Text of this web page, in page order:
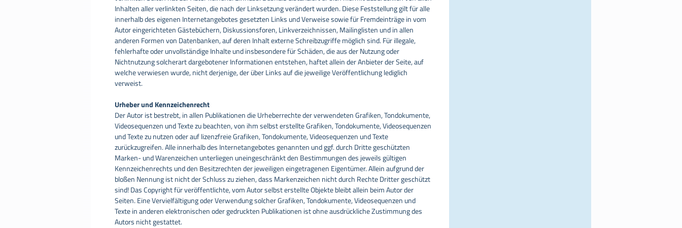
Inhalten aller verlinkten Seiten, die nach der Linksetzung verändert wurden. Diese Feststellung gilt für alle
innerhalb des eigenen Internetangebotes gesetzten Links und Verweise sowie für Fremdeinträge in vom
Autor eingerichteten Gästebüchern, Diskussionsforen, Linkverzeichnissen, Mailinglisten und in allen
anderen Formen von Datenbanken, auf deren Inhalt externe Schreibzugriffe möglich sind. Für illegale,
fehlerhafte oder unvollständige Inhalte und insbesondere für Schäden, die aus der Nutzung oder
Nichtnutzung solcherart dargebotener Informationen entstehen, haftet allein der Anbieter der Seite, auf
welche verwiesen wurde, nicht derjenige, der über Links auf die jeweilige Veröffentlichung lediglich
verweist.
Urheber und Kennzeichenrecht
Der Autor ist bestrebt, in allen Publikationen die Urheberrechte der verwendeten Grafiken, Tondokumente,
Videosequenzen und Texte zu beachten, von ihm selbst erstellte Grafiken, Tondokumente, Videosequenzen
und Texte zu nutzen oder auf lizenzfreie Grafiken, Tondokumente, Videosequenzen und Texte
zurückzugreifen. Alle innerhalb des Internetangebotes genannten und ggf. durch Dritte geschützten
Marken- und Warenzeichen unterliegen uneingeschränkt den Bestimmungen des jeweils gültigen
Kennzeichenrechts und den Besitzrechten der jeweiligen eingetragenen Eigentümer. Allein aufgrund der
bloßen Nennung ist nicht der Schluss zu ziehen, dass Markenzeichen nicht durch Rechte Dritter geschützt
sind! Das Copyright für veröffentlichte, vom Autor selbst erstellte Objekte bleibt allein beim Autor der
Seiten. Eine Vervielfältigung oder Verwendung solcher Grafiken, Tondokumente, Videosequenzen und
Texte in anderen elektronischen oder gedruckten Publikationen ist ohne ausdrückliche Zustimmung des
Autors nicht gestattet.